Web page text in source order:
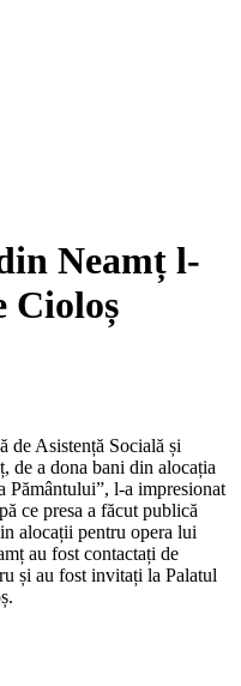
Neamț l-
Cioloș
de Asistență Socială și
a dona bani din alocația
Pământului”, l-a impresionat
ce presa a făcut publică
alocații pentru opera lui
au fost contactați de
și au fost invitați la Palatul